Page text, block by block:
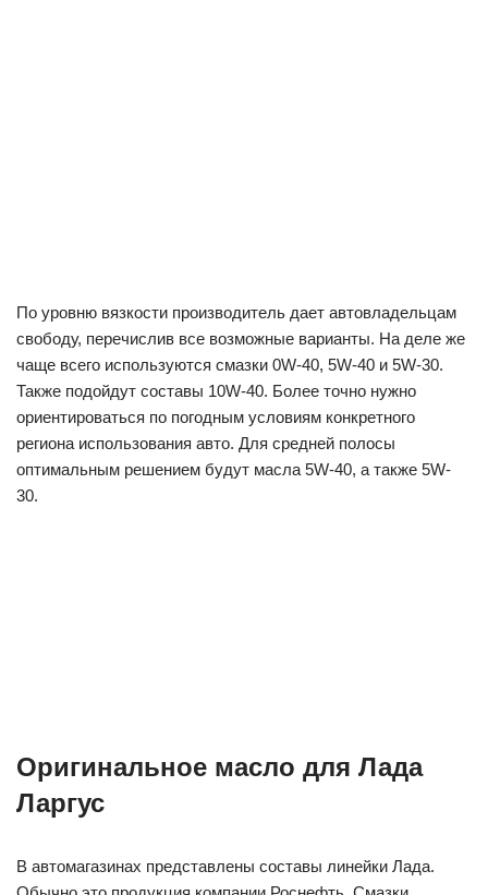
По уровню вязкости производитель дает автовладельцам
свободу, перечислив все возможные варианты. На деле же
чаще всего используются смазки 0W-40, 5W-40 и 5W-30.
Также подойдут составы 10W-40. Более точно нужно
ориентироваться по погодным условиям конкретного
региона использования авто. Для средней полосы
оптимальным решением будут масла 5W-40, а также 5W-
30.
Оригинальное масло для Лада
Ларгус
В автомагазинах представлены составы линейки Лада.